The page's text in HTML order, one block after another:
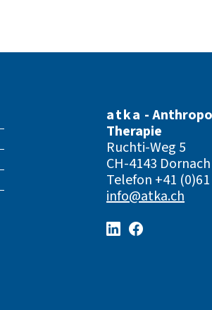
atka -
Therapie
Ruchti-Weg 5
CH-4143 Dornach
Telefon +41
info@atka.ch